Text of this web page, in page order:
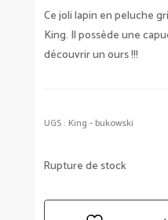
Ce joli lapin en peluche
King. Il possède une
découvrir un ours !!!
UGS : King - bukowski
Rupture de stock